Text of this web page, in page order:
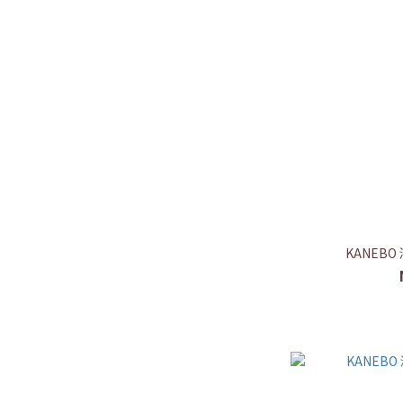
KANEBO